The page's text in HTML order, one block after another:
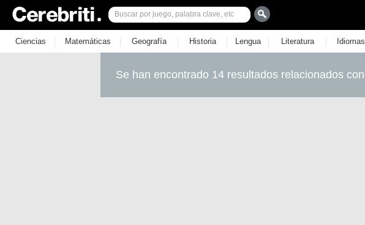
Ciencias | Matemáticas | Geografía | Historia | Lengua | Literatura | Idiomas
Se han encontrado 14 resultados relacionados con